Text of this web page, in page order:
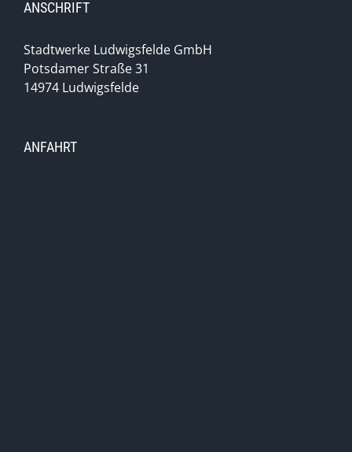
ANSCHRIFT
Stadtwerke Ludwigsfelde GmbH
Potsdamer Straße 31
14974 Ludwigsfelde
ANFAHRT